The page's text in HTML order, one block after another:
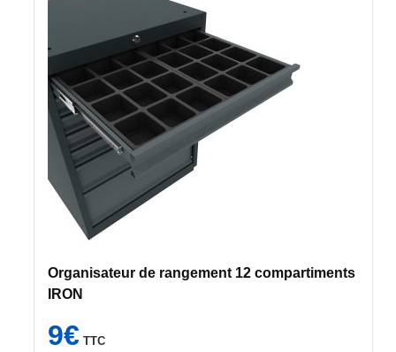
Organisateur de rangement 12 compartiments
IRON
9€ TTC